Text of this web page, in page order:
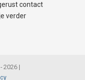
contact
verder
2026 |